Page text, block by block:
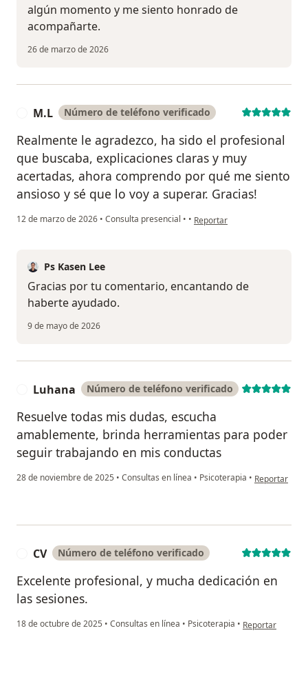
algún momento y me siento honrado de
acompañarte.
26 de marzo de 2026
M.L Número de teléfono verificado
Realmente le agradezco, ha sido el profesional
que buscaba, explicaciones claras y muy
acertadas, ahora comprendo por qué me siento
ansioso y sé que lo voy a superar. Gracias!
12 de marzo de 2026 • Consulta presencial • • en opinión del usuario M.L
Reportar
Ps Kasen Lee
Gracias por tu comentario, encantando de
haberte ayudado.
9 de mayo de 2026
Luhana Número de teléfono verificado
Resuelve todas mis dudas, escucha
amablemente, brinda herramientas para poder
seguir trabajando en mis conductas
28 de noviembre de 2025 • Consultas en línea • Psicoterapia • en opinión
Reportar
CV Número de teléfono verificado
Excelente profesional, y mucha dedicación en
las sesiones.
18 de octubre de 2025 • Consultas en línea • Psicoterapia • en opinión del
Reportar